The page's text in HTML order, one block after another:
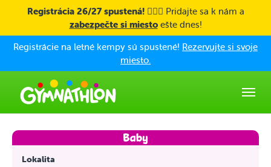
Skip to main content
Registrácia 26/27 spustená! 🤸🏼‍♀️ Pridajte sa k nám a
zabezpečte si miestoešte dnes!
Registrácie na letné kempy sú spustené! Rezervujte si svoje
miesto.
Lokalita